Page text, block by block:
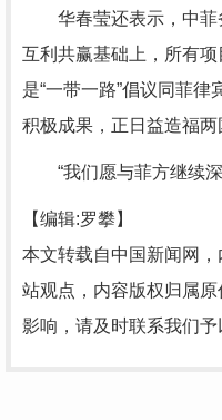
华春莹还表示，中菲
互利共赢基础上，所有
是“一带一路”倡议同菲律
积极成果，正日益造福两
“我们愿与菲方继续深
【编辑:罗攀】
本文转载自中国新闻网
站观点，内容版权归属
影响，请及时联系我们予